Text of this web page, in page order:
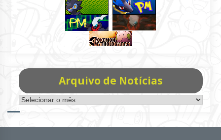
Arquivo de Notícias
Arquivo
de